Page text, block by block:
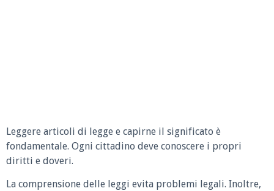
Leggere articoli di legge e capirne il significato è
fondamentale. Ogni cittadino deve conoscere i propri
diritti e doveri.
La comprensione delle leggi evita problemi legali. Inoltre,